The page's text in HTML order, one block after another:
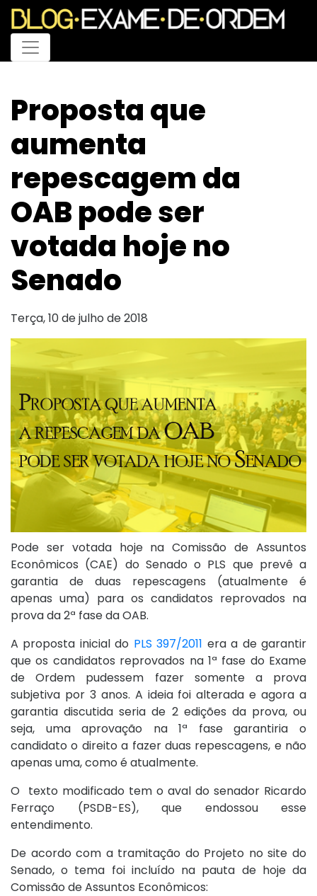
Menu
Proposta que
aumenta
repescagem da
OAB pode ser
votada hoje no
Senado
Terça, 10 de julho de 2018
Pode ser votada hoje na Comissão de Assuntos
Econômicos (CAE) do Senado o PLS que prevê a
garantia de duas repescagens (atualmente é
apenas uma) para os candidatos reprovados na
prova da 2ª fase da OAB.
A proposta inicial do PLS 397/2011 era a de garantir
que os candidatos reprovados na 1ª fase do Exame
de Ordem pudessem fazer somente a prova
subjetiva por 3 anos. A ideia foi alterada e agora a
garantia discutida seria de 2 edições da prova, ou
seja, uma aprovação na 1ª fase garantiria o
candidato o direito a fazer duas repescagens, e não
apenas uma, como é atualmente.
O texto modificado tem o aval do senador Ricardo
Ferraço (PSDB-ES), que endossou esse
entendimento.
De acordo com a tramitação do Projeto no site do
Senado, o tema foi incluído na pauta de hoje da
Comissão de Assuntos Econômicos: